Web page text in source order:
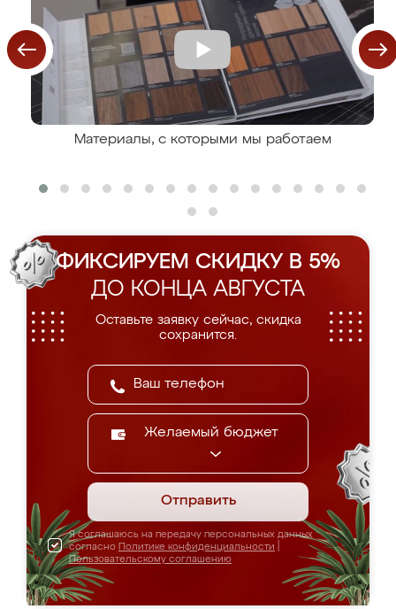
Материалы, с которыми мы работаем
ФИКСИРУЕМ СКИДКУ В 5%
ДО КОНЦА АВГУСТА
Оставьте заявку сейчас, скидка
сохранится.
Желаемый бюджет
Отправить
Я соглашаюсь на передачу персональных данных
согласно Политике конфиденциальности
Пользовательскому соглашению